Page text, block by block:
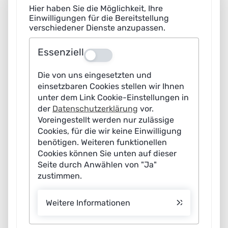
verändert
Der digitale Wandel hat zu einer schnelleren und
direkteren Nachrichtenverbreitung über das Internet
und die sozialen Medien geführt. Die Flut an
Medienerzeugnissen, die mithilfe generativer KI erstellt
werden, steigt zunehmend. Das stellt Journalistinnen
und Journalisten vor neue Herausforderungen: Die
Einhaltung journalistischer Sorgfaltspflicht wird
wichtiger, aber auch schwieriger. Im Webspecial werden
Beispiele aufgezeigt, wie Redaktionen KI-Tools
einsetzen, beispielsweise um Deepfakes zu erkennen
oder große Datenmengen zu sichten.
KI bietet auch enorme Chancen für den Journalismus.
Hier haben Sie die Möglichkeit, Ihre
Einwilligungen für die Bereitstellung
verschiedener Dienste anzupassen.
Essenziell Aus
Die von uns eingesetzten und
einsetzbaren Cookies stellen wir Ihnen
unter dem Link Cookie-Einstellungen in
der Datenschutzerklärung vor.
Voreingestellt werden nur zulässige
Cookies, für die wir keine Einwilligung
benötigen. Weiteren funktionellen
Cookies können Sie unten auf dieser
Seite durch Anwählen von "Ja"
zustimmen.
Weitere Informationen